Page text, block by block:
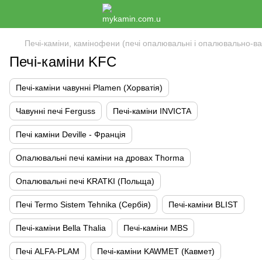
Печі-каміни, камінофени (печі опалювальні і опалювально-
Печі-каміни KFC
Печі-каміни чавунні Plamen (Хорватія)
Чавунні печі Ferguss Печі-каміни INVICTA
Печі каміни Deville - Франція
Опалювальні печі каміни на дровах Thorma
Опалювальні печі KRATKI (Польща)
Печі Termo Sistem Tehnika (Сербія) Печі-каміни BLIST
Печі-каміни Bella Thalia Печі-каміни MBS
Печі ALFA-PLAM Печі-каміни KAWMET (Кавмет)